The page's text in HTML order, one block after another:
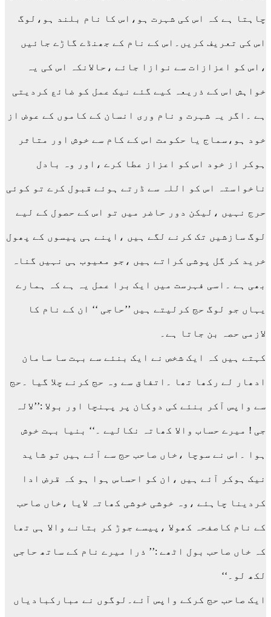
چاہتا ہے کہ اس کی شہرت ہو،اس کا نام بلند ہو،لوگ
اس کی تعریف کریں۔اس کے نام کے جھنڈے گاڑے جائیں
،اس کو اعزازات سے نوازا جائے ،حالانکہ اس کی یہ
خواہش اس کے ذریعہ کیے گئے نیک عمل کو ضائع کردیتی
ہے ۔اگر یہ شہرت و نام وری انسان کے کاموں کے عوض از
خود ہو،سماج یا حکومت اس کے کام سے خوش اور متاثر
ہوکر از خود اس کو اعزاز عطا کرے ،اور وہ بادل
ناخواستہ اس کو اللہ سے ڈرتے ہوئے قبول کرے تو کوئی
حرج نہیں ،لیکن دور حاضر میں تو اس کے حصول کے لیے
لوگ سازشیں تک کرنے لگے ہیں ،اپنے ہی پیسوں کے پھول
خرید کر گل پوشی کراتے ہیں ،جو معیوب ہی نہیں گناہ
بھی ہے ۔اسی فہرست میں ایک برا عمل یہ ہے کہ ہمارے
یہاں جو لوگ حج کرلیتے ہیں ’’حاجی ‘‘ ان کے نام کا
لازمی حصہ بن جاتا ہے۔
کہتے ہیں کہ ایک شخص نے ایک بنئے سے بہت سا سامان
ادھار لے رکھا تھا ۔اتفاق سے وہ حج کرنے چلا گیا ۔حج
سے واپس آکر بنئے کی دوکان پر پہنچا اور بولا :’’لالہ
جی ! میرے حساب والا کھاتہ نکالیے ۔‘‘ بنیا بہت خوش
ہوا ۔اس نے سوچا ،خاں صاحب حج سے آئے ہیں تو شاید
نیک ہوکر آئے ہیں ،ان کو احساس ہوا ہو کہ قرض ادا
کردینا چاہئے ،وہ خوشی خوشی کھاتہ لایا ،خاں صاحب
کے نام کاصفحہ کھولا ،پیسے جوڑ کر بتانے والا ہی تھا
کہ خاں صاحب بول اٹھے :’’ ذرا میرے نام کے ساتھ حاجی
لکھ لو۔‘‘
ایک صاحب حج کرکے واپس آئے۔لوگوں نے مبارکبادیاں